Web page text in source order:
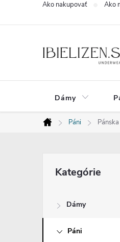
Ako nakupovať Ako
Dámy
Domov
Páni
č
kategórie
Kategórie
Dámy
Páni